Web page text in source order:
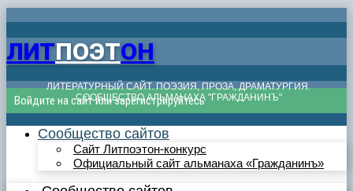
ЛИТПОЭТОН
ЛИТЕРАТУРНЫЙ САЙТ. ПОЭЗИЯ, ПРОЗА, ДРАМАТУРГИЯ.
СООБЩЕСТВО АЛЬМАНАХА "ГРАЖДАНИНЪ"
Войдите на сайт или зарегистрируйтесь
Сообщество сайтов
Сайт Литпоэтон-конкурс
Официальный сайт альманаха «Гражданинъ»